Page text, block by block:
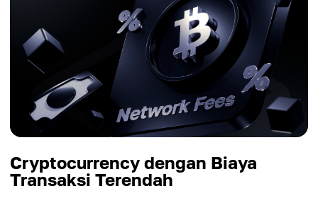
Cryptocurrency dengan Biaya
Transaksi Terendah